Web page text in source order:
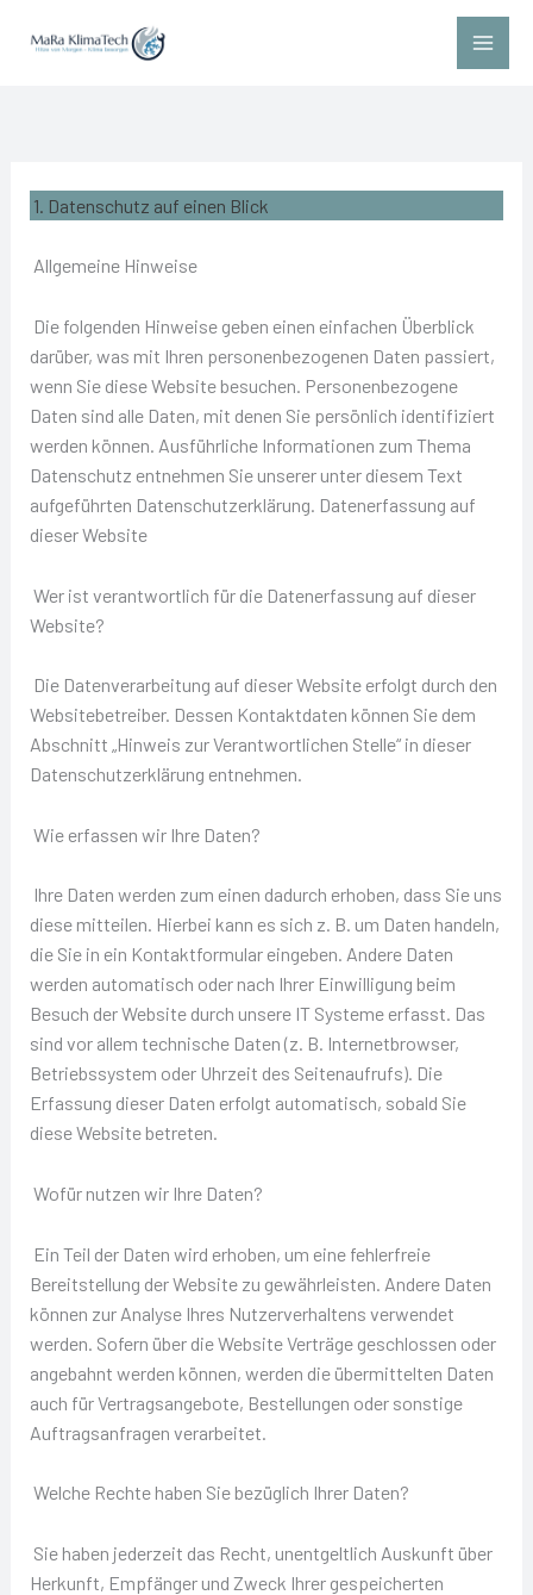
Inhalt
1. Datenschutz auf einen Blick
Allgemeine Hinweise
Die folgenden Hinweise geben einen einfachen Überblick
darüber, was mit Ihren personenbezogenen Daten passiert,
wenn Sie diese Website besuchen. Personenbezogene
Daten sind alle Daten, mit denen Sie persönlich identifiziert
werden können. Ausführliche Informationen zum Thema
Datenschutz entnehmen Sie unserer unter diesem Text
aufgeführten Datenschutzerklärung. Datenerfassung auf
dieser Website
Wer ist verantwortlich für die Datenerfassung auf dieser
Website?
Die Datenverarbeitung auf dieser Website erfolgt durch den
Websitebetreiber. Dessen Kontaktdaten können Sie dem
Abschnitt „Hinweis zur Verantwortlichen Stelle“ in dieser
Datenschutzerklärung entnehmen.
Wie erfassen wir Ihre Daten?
Ihre Daten werden zum einen dadurch erhoben, dass Sie uns
diese mitteilen. Hierbei kann es sich z. B. um Daten handeln,
die Sie in ein Kontaktformular eingeben. Andere Daten
werden automatisch oder nach Ihrer Einwilligung beim
Besuch der Website durch unsere IT Systeme erfasst. Das
sind vor allem technische Daten (z. B. Internetbrowser,
Betriebssystem oder Uhrzeit des Seitenaufrufs). Die
Erfassung dieser Daten erfolgt automatisch, sobald Sie
diese Website betreten.
Wofür nutzen wir Ihre Daten?
Ein Teil der Daten wird erhoben, um eine fehlerfreie
Bereitstellung der Website zu gewährleisten. Andere Daten
können zur Analyse Ihres Nutzerverhaltens verwendet
werden. Sofern über die Website Verträge geschlossen oder
angebahnt werden können, werden die übermittelten Daten
auch für Vertragsangebote, Bestellungen oder sonstige
Auftragsanfragen verarbeitet.
Welche Rechte haben Sie bezüglich Ihrer Daten?
Sie haben jederzeit das Recht, unentgeltlich Auskunft über
Herkunft, Empfänger und Zweck Ihrer gespeicherten